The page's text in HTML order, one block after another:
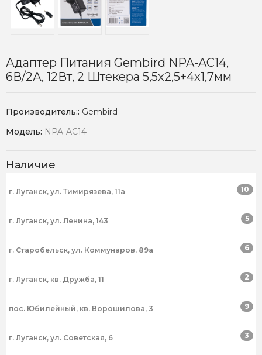
Адаптер Питания Gembird NPA-AC14,
6В/2А, 12Вт, 2 Штекера 5,5х2,5+4x1,7мм
Производитель:: Gembird
Модель: NPA-AC14
Наличие
г. Луганск, ул. Тимирязева, 11а 10
г. Луганск, ул. Ленина, 143 5
г. Старобельск, ул. Коммунаров, 89а 6
г. Луганск, кв. Дружба, 11 2
пос. Юбилейный, кв. Ворошилова, 3 9
г. Луганск, ул. Советская, 6 3